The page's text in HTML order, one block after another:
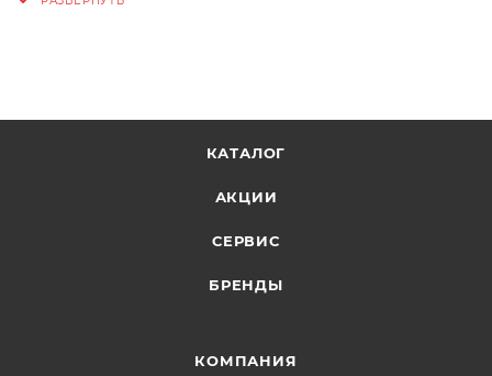
КАТАЛОГ
АКЦИИ
СЕРВИС
БРЕНДЫ
КОМПАНИЯ